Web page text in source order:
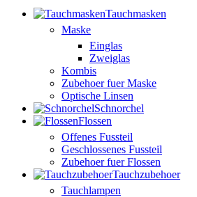
Tauchmasken
Maske
Einglas
Zweiglas
Kombis
Zubehoer fuer Maske
Optische Linsen
Schnorchel
Flossen
Offenes Fussteil
Geschlossenes Fussteil
Zubehoer fuer Flossen
Tauchzubehoer
Tauchlampen